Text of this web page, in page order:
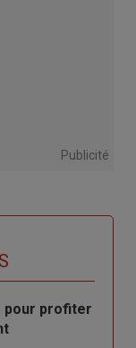
Publicité
pour profiter